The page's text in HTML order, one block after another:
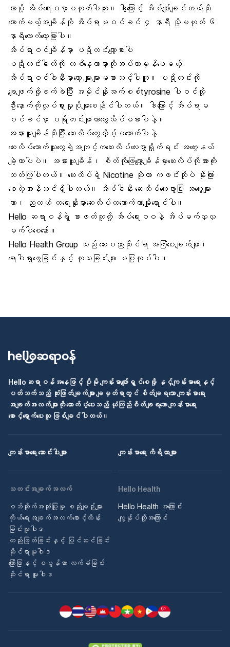
တာမို့ အိပ်ရေးဝမှာမဟုတ်ပါဘူး။ ဒါ့ကြောင့် အိပ်ပျော်ချင်တယ်ဆို
သောက်မယ့်အချိန်ကို အိပ်ရာမဝင်ခင် ၄ နာရီ သို့မဟုတ် ၆
နာရီလောက်တော့ခြားပါ။
အိပ်ရာဝင်ချိန်မှာ ပရိုတင်းလျှော့စားပါ
ပရိုတင်းဓါတ်ကို တစ်နေ့တာမှာလိုအပ်တာမှန်ပေမယ့်
အိပ်ရာဝင်ခါနီးမှာတော့ များများမစားသင့်ပါဘူး။ ပရိုတင်းကို
ချေဖျက်ဖို့ခက်ခဲပြီး အမိုင်နိုအက်စစ်tyrosine ပါဝင်လို့
ဦးနှောက်ကိုလှုပ်ရှားမှုပိုများစေနိုင်ပါတယ်။ ဒါကြောင့် အိပ်ရာမ
ဝင်ခင်မှာ ပရိုတင်းများတာတွေသိပ်မစားပါနဲ့။
အနားယူချိန်ဆိုပြီး ဆေးလိပ်တွေလှိမ့်မသောက်ပါနဲ့
ဆေးလိပ်သောက်သူတွေရဲ့အကျင့်ကဆေးလိပ်လေးဖွာရှိုက်ရင်း အတွေးနယ်
ချဲ့တာပါပဲ။ အနားယူချိန်၊ စိတ်ကိုဖြေလျှော့ချိန်မှာဆေးလိပ်ကိုအားကိုး
တတ်ကြပါတယ်။ ဆေးလိပ်ရဲ့ Nicotine ဆိုတာ ကဖင်းလိုပဲ နိုးကြား
စေတဲ့အာနိသင်ရှိပါတယ်။ အိပ်ခါနီး ဆေးလိပ်လေးဖွာပြီး အတွေးများ
တာ၊ ညလယ် တရေးနိုးမှာဆေးလိပ်ထသောက်တာမျိုးရှောင်ပါ။
Hello ဆရာဝန်ရဲ့ စာဖတ်သူတို့ အိပ်ရေးဝဝနဲ့ အိပ်မက်လှလှ
မက်ပါစေနော်။
Hello Health Group သည် ဆေးပညာဆိုင်ရာ အကြံပေးချက်များ၊
ရောဂါရှာဖွေခြင်းနှင့် ကုသခြင်းများ မပြုလုပ်ပါ။
Helloဆရာဝန်အနေဖြင့် ပိုမို ကျန်းမာပျော်ရွှင်စေဖို့ နှင့်ကျန်းမာရေးနှင့်
ပတ်သက်သည့် ဆုံးဖြတ်ချက်များ ချမှတ်ရာတွင် စိတ်ချရသော ကျန်းမာရေး
အချက်အလက်များကို ထောက်ပံ့ပေးသည့် ယုံကြည်စိတ်ချရသော ကျန်းမာရေး
စောင့်ရှောက်ပေးသူ ဖြစ်ချင်ပါတယ်။
ကျန်းမာရေး ဆောင်းပါးများ ကျန်းမာရေး ကိရိယာများ
သတင်းအချက်အလက်
ဝဘ်ဆိုက်အသုံးပြုမှု စည်းမျဉ်းများ
ကိုယ်ရေးအချက်အလက်စောင့်ထိန်း
ခြင်းမူဝါဒ
တည်းဖြတ်ခြင်းနှင့် ပြင်ဆင်ခြင်း
ဆိုင်ရာမူဝါဒ
ကြော်ငြာနှင့် စပွန်ဆာ လက်ခံခြင်း
ဆိုင်ရာ မူဝါဒ
Hello Health
Hello Health အကြောင်း
ကျွန်ုပ်တို့အကြောင်း